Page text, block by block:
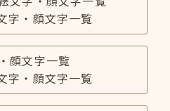
字・顔文字一覧
顔文字一覧
字・顔文字一覧